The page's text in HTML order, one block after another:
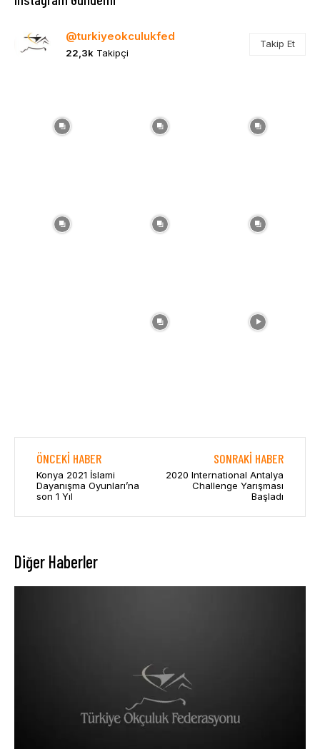
@turkiyeokculukfed
22,3k Takipçi
Takip Et
ÖNCEKI HABER
Konya 2021 İslami
Dayanışma Oyunları’na
son 1 Yıl
SONRAKI HABER
2020 International Antalya
Challenge Yarışması
Başladı
Diğer Haberler